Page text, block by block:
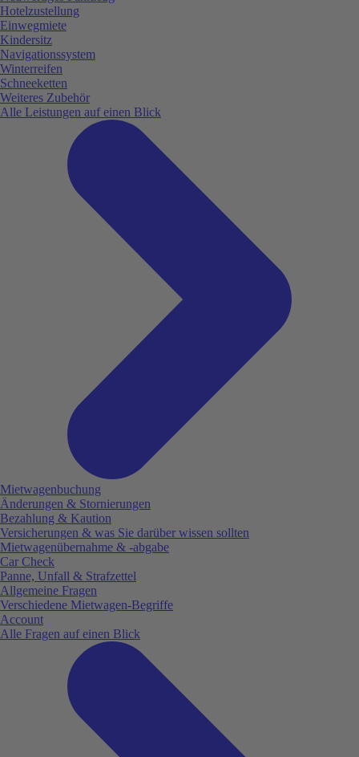
Hotelzustellung
Einwegmiete
Kindersitz
Navigationssystem
Winterreifen
Schneeketten
Weiteres Zubehör
Alle Leistungen auf einen Blick
Mietwagenbuchung
Änderungen & Stornierungen
Bezahlung & Kaution
Versicherungen & was Sie darüber wissen sollten
Mietwagenübernahme & -abgabe
Car Check
Panne, Unfall & Strafzettel
Allgemeine Fragen
Verschiedene Mietwagen-Begriffe
Account
Alle Fragen auf einen Blick